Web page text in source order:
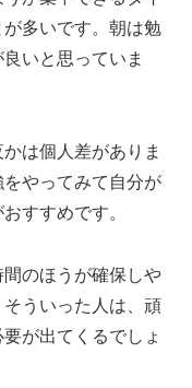
多いです。朝は勉
いと思っていま
は個人差がありま
やってみて自分が
すすめです。
のほうが確保しや
ういった人は、頑
が出てくるでしょ